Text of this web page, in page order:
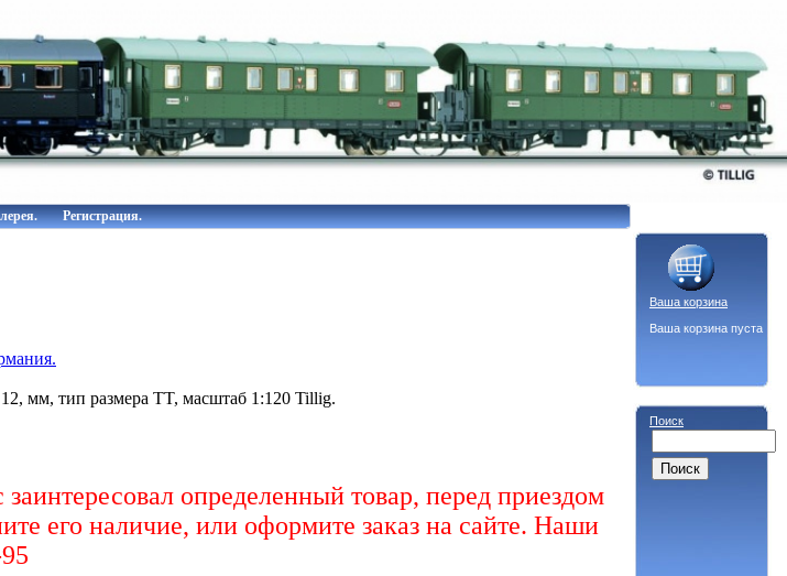
Регистрация.
мм, тип размера TT, масштаб 1:120 Tillig.
определенный товар, перед приездом
его наличие, или оформите заказ на сайте. Наши
Ваша корзина
Ваша корзина пуста
Поиск